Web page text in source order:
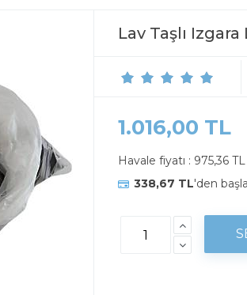
Lav Taşlı Izgara
1.016,00 TL
Havale fiyatı : 975,36 TL
338,67 TL'den